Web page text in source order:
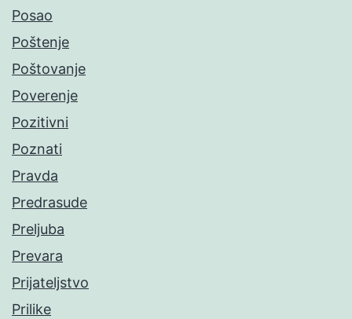
Posao
Poštenje
Poštovanje
Poverenje
Pozitivni
Poznati
Pravda
Predrasude
Preljuba
Prevara
Prijateljstvo
Prilike